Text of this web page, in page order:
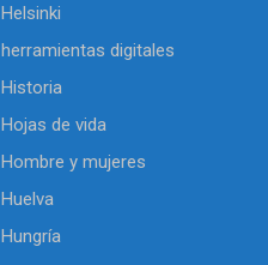
Helsinki
herramientas digitales
Historia
Hojas de vida
Hombre y mujeres
Huelva
Hungría